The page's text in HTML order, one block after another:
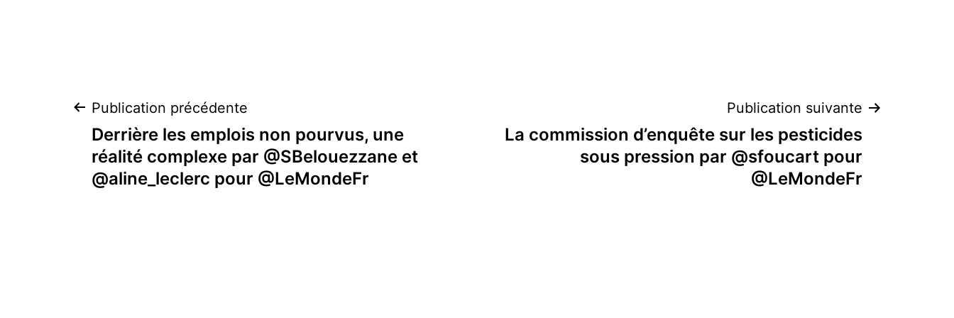
Navigation
de
Publication précédente
Derrière les emplois non pourvus, une
réalité complexe par @SBelouezzane et
@aline_leclerc pour @LeMondeFr
Publication suivante
La commission d’enquête sur les pesticides
sous pression par @sfoucart pour
@LeMondeFr